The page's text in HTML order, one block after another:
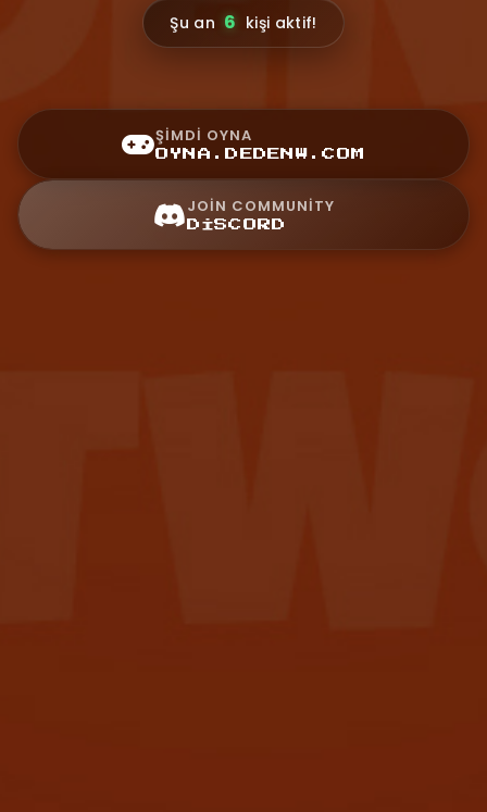
Şu an 6 kişi aktif!
ŞIMDI OYNA
OYNA.DEDENW.COM
JOIN COMMUNITY
DISCORD